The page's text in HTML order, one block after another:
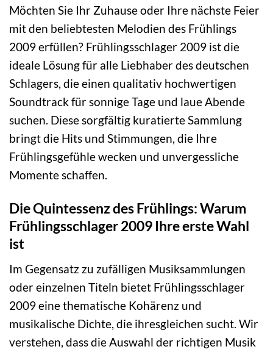
Möchten Sie Ihr Zuhause oder Ihre nächste Feier
mit den beliebtesten Melodien des Frühlings
2009 erfüllen? Frühlingsschlager 2009 ist die
ideale Lösung für alle Liebhaber des deutschen
Schlagers, die einen qualitativ hochwertigen
Soundtrack für sonnige Tage und laue Abende
suchen. Diese sorgfältig kuratierte Sammlung
bringt die Hits und Stimmungen, die Ihre
Frühlingsgefühle wecken und unvergessliche
Momente schaffen.
Die Quintessenz des Frühlings: Warum
Frühlingsschlager 2009 Ihre erste Wahl
ist
Im Gegensatz zu zufälligen Musiksammlungen
oder einzelnen Titeln bietet Frühlingsschlager
2009 eine thematische Kohärenz und
musikalische Dichte, die ihresgleichen sucht. Wir
verstehen, dass die Auswahl der richtigen Musik